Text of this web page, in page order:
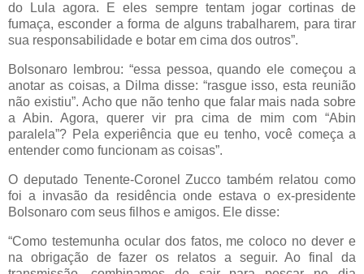
do Lula agora. E eles sempre tentam jogar cortinas de
fumaça, esconder a forma de alguns trabalharem, para tirar
sua responsabilidade e botar em cima dos outros”.
Bolsonaro lembrou: “essa pessoa, quando ele começou a
anotar as coisas, a Dilma disse: “rasgue isso, esta reunião
não existiu”. Acho que não tenho que falar mais nada sobre
a Abin. Agora, querer vir pra cima de mim com “Abin
paralela”? Pela experiência que eu tenho, você começa a
entender como funcionam as coisas”.
O deputado Tenente-Coronel Zucco também relatou como
foi a invasão da residência onde estava o ex-presidente
Bolsonaro com seus filhos e amigos. Ele disse:
“Como testemunha ocular dos fatos, me coloco no dever e
na obrigação de fazer os relatos a seguir. Ao final da